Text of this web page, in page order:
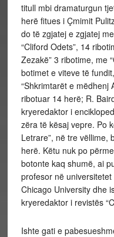
titull mbi dramaturgun
herë fitues i Çmimit
do të zgjatej e zgjatej
“Cliford Odets”, 14
Zezakë” 3 ribotime, me
botimet e viteve të
“Shkrimtarët e mëdhenj
ribotuar 14 herë; R.
kryeredaktor i
zëra të kësaj vepre. Po
Letrare”, në tre vëllime,
herë. Këtu nuk po
botonte kaq shumë, ai
profesor në
Chicago University dhe
kryeredaktor i revistës
Ishte gati e